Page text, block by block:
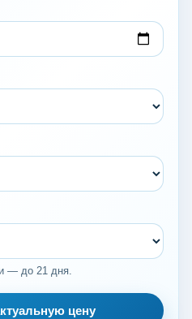
— до 21 дня.
цену